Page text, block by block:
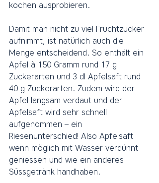
kochen ausprobieren.
Damit man nicht zu viel Fruchtzucker
aufnimmt, ist natürlich auch die
Menge entscheidend. So enthält ein
Apfel à 150 Gramm rund 17 g
Zuckerarten und 3 dl Apfelsaft rund
40 g Zuckerarten. Zudem wird der
Apfel langsam verdaut und der
Apfelsaft wird sehr schnell
aufgenommen – ein
Riesenunterschied! Also Apfelsaft
wenn möglich mit Wasser verdünnt
geniessen und wie ein anderes
Süssgetränk handhaben.